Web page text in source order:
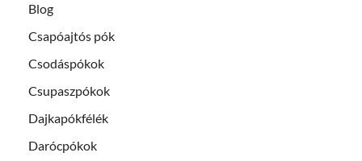
Blog
Csapóajtós pók
Csodáspókok
Csupaszpókok
Dajkapókfélék
Darócpókok